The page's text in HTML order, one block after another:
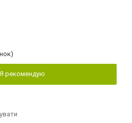
Я рекомендую